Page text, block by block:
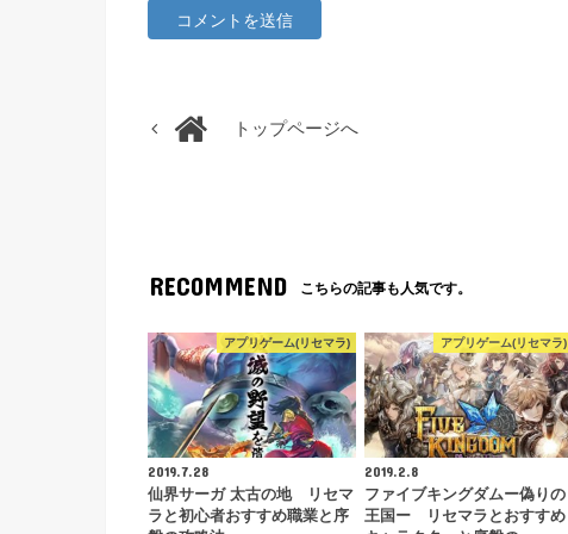
トップページへ
RECOMMEND こちらの記事も人気です。
アプリゲーム(リセマラ)
2019.7.28
仙界サーガ 太古の地 リセマ
ラと初心者おすすめ職業と序
アプリゲーム(リセマラ)
2019.2.8
ファイブキングダムー偽りの
王国ー リセマラとおすすめ